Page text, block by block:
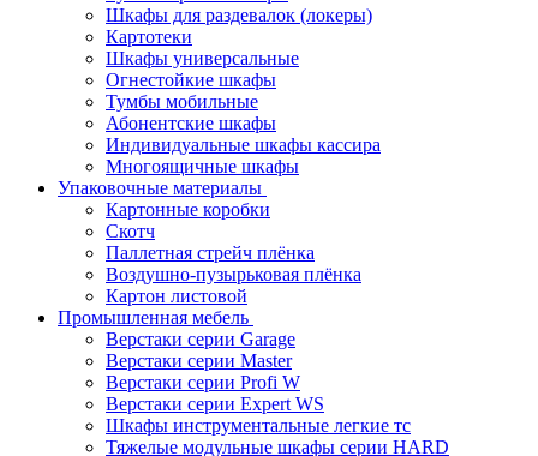
Шкафы для раздевалок (локеры)
Картотеки
Шкафы универсальные
Огнестойкие шкафы
Тумбы мобильные
Абонентские шкафы
Индивидуальные шкафы кассира
Многоящичные шкафы
Упаковочные материалы
Картонные коробки
Скотч
Паллетная стрейч плёнка
Воздушно-пузырьковая плёнка
Картон листовой
Промышленная мебель
Верстаки серии Garage
Верстаки серии Master
Верстаки серии Profi W
Верстаки серии Expert WS
Шкафы инструментальные легкие тс
Тяжелые модульные шкафы серии HARD